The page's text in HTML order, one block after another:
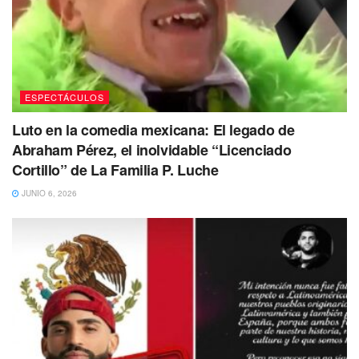
Se espera que ambas partes puedan llegar a un
acuerdo legal que proteja los intereses de Apolo
y que
se proporcione el entorno adecuado para su desarrollo y
crecimiento, garantizando siempre su bienestar emocional
y material.
ESPECTÁCULOS
Luto en la comedia mexicana: El legado de
Abraham Pérez, el inolvidable “Licenciado
Cortillo” de La Familia P. Luche
JUNIO 6, 2026